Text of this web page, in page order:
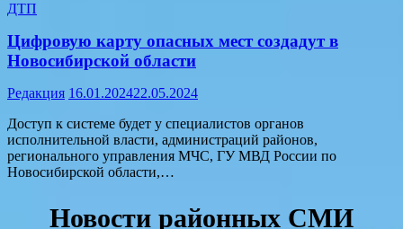
ДТП
Цифровую карту опасных мест создадут в
Новосибирской области
Редакция 16.01.202422.05.2024
Доступ к системе будет у специалистов органов
исполнительной власти, администраций районов,
регионального управления МЧС, ГУ МВД России по
Новосибирской области,…